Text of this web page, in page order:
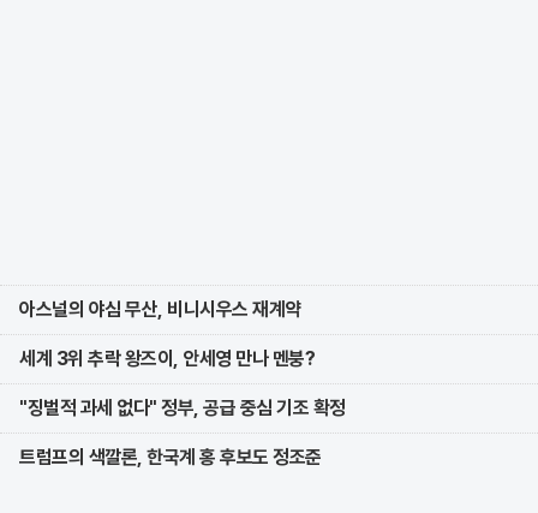
아스널의 야심 무산, 비니시우스 재계약
세계 3위 추락 왕즈이, 안세영 만나 멘붕?
"징벌적 과세 없다" 정부, 공급 중심 기조 확정
트럼프의 색깔론, 한국계 홍 후보도 정조준